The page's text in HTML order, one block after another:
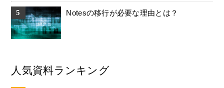
Notesの移行が必要な理由とは？
人気資料ランキング